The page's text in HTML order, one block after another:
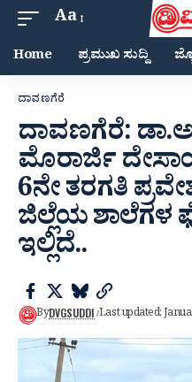
Aa
Home ಪ್ರಮುಖ ಸುದ್ದಿ
ದಾವಣಗೆರೆ
ದಾವಣಗೆರೆ:
ಮೊರಾರ್ಜಿ
6ನೇ ತರಗತಿ
ಜಿಲ್ಲೆಯ
ಇಲ್ಲಿದೆ..
ByDVGSUDDI Last updated: